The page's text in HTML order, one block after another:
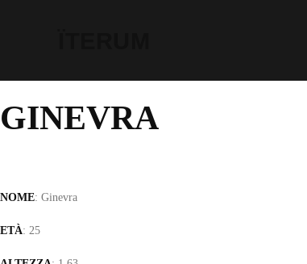
GINEVRA
NOME: Ginevra
ETÀ: 25